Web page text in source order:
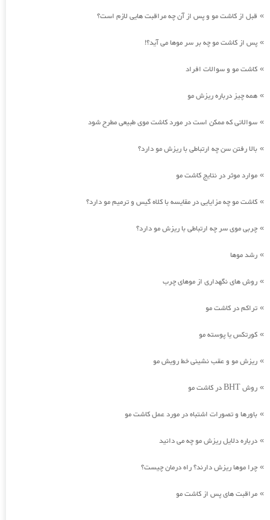
» قبل از کاشت مو و پس از آن چه مراقبت هایی لازم است؟
» پس از کاشت مو چه بر سر موها می آید؟!
» کاشت مو و سوالات افراد
» همه چیز درباره ریزش مو
» سوالاتی که ممکن است در مورد کاشت موی طبیعی مطرح شود
» بالا رفتن سن چه ارتباطی با ریزش مو دارد؟
» موارد موثر در نتایج کاشت مو
» کاشت مو چه مزایایی در مقایسه با کلاه گیس و ترمیم مو دارد؟
» چربی موی سر چه ارتباطی با ریزش مو دارد؟
» رشد موها
» روش های نگهداری از موهای چرب
» تراکم در کاشت مو
» کورتکس یا پوسته مو
» ریزش مو و عقب نشینی خط رویش مو
» روش BHT در کاشت مو
» باورها و تصورات اشتباه در مورد عمل کاشت مو
» درباره دلایل ریزش مو چه می دانید
» چرا موها ریزش دارند؟ راه درمان چیست؟
» مراقبت های پس از کاشت مو